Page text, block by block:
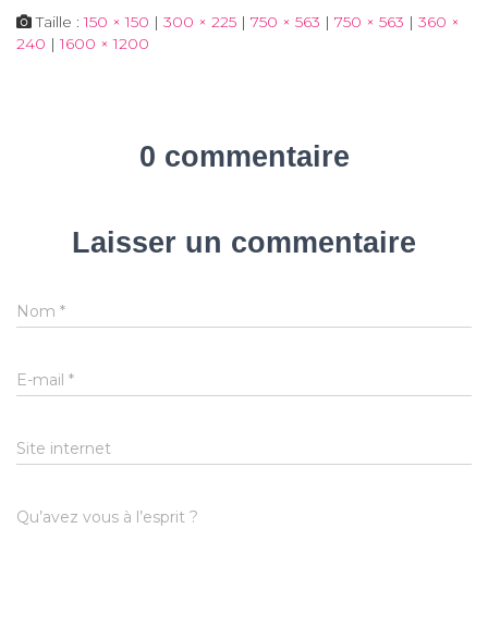
Taille :150 × 150 | 300 × 225 | 750 × 563 | 750 × 563 | 360 ×
240 | 1600 × 1200
0 commentaire
Laisser un commentaire
Nom *
E-mail *
Site internet
Qu’avez vous à l’esprit ?